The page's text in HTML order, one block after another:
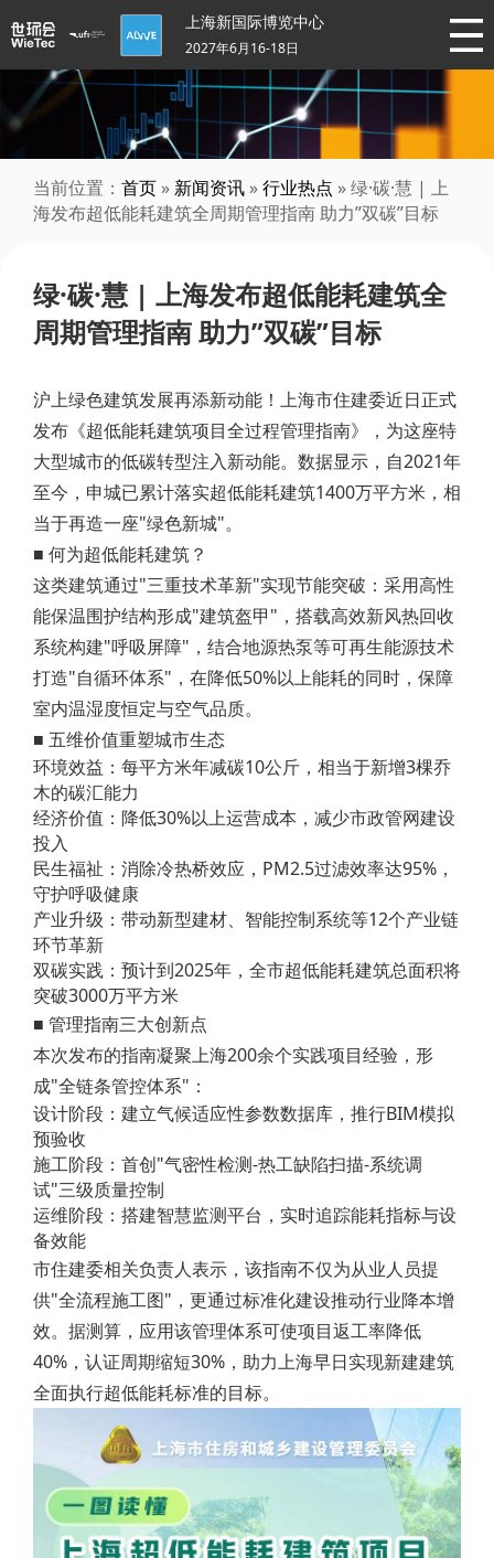
上海新国际博览中心
2027年6月16-18日
当前位置： 首页 » 新闻资讯 »行业热点 » 绿·碳·慧 | 上
海发布超低能耗建筑全周期管理指南 助力”双碳”目标
绿·碳·慧 | 上海发布超低能耗建筑全
周期管理指南 助力”双碳”目标
沪上绿色建筑发展再添新动能！上海市住建委近日正式
发布《超低能耗建筑项目全过程管理指南》，为这座特
大型城市的低碳转型注入新动能。数据显示，自2021年
至今，申城已累计落实超低能耗建筑1400万平方米，相
当于再造一座"绿色新城"。
■ 何为超低能耗建筑？
这类建筑通过"三重技术革新"实现节能突破：采用高性
能保温围护结构形成"建筑盔甲"，搭载高效新风热回收
系统构建"呼吸屏障"，结合地源热泵等可再生能源技术
打造"自循环体系"，在降低50%以上能耗的同时，保障
室内温湿度恒定与空气品质。
■ 五维价值重塑城市生态
环境效益：每平方米年减碳10公斤，相当于新增3棵乔
木的碳汇能力
经济价值：降低30%以上运营成本，减少市政管网建设
投入
民生福祉：消除冷热桥效应，PM2.5过滤效率达95%，
守护呼吸健康
产业升级：带动新型建材、智能控制系统等12个产业链
环节革新
双碳实践：预计到2025年，全市超低能耗建筑总面积将
突破3000万平方米
■ 管理指南三大创新点
本次发布的指南凝聚上海200余个实践项目经验，形
成"全链条管控体系"：
设计阶段：建立气候适应性参数数据库，推行BIM模拟
预验收
施工阶段：首创"气密性检测-热工缺陷扫描-系统调
试"三级质量控制
运维阶段：搭建智慧监测平台，实时追踪能耗指标与设
备效能
市住建委相关负责人表示，该指南不仅为从业人员提
供"全流程施工图"，更通过标准化建设推动行业降本增
效。据测算，应用该管理体系可使项目返工率降低
40%，认证周期缩短30%，助力上海早日实现新建建筑
全面执行超低能耗标准的目标。